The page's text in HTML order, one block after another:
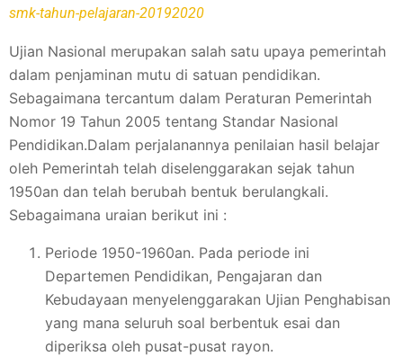
smk-tahun-pelajaran-20192020
Ujian Nasional merupakan salah satu upaya pemerintah
dalam penjaminan mutu di satuan pendidikan.
Sebagaimana tercantum dalam Peraturan Pemerintah
Nomor 19 Tahun 2005 tentang Standar Nasional
Pendidikan.Dalam perjalanannya penilaian hasil belajar
oleh Pemerintah telah diselenggarakan sejak tahun
1950an dan telah berubah bentuk berulangkali.
Sebagaimana uraian berikut ini :
Periode 1950-1960an. Pada periode ini
Departemen Pendidikan, Pengajaran dan
Kebudayaan menyelenggarakan Ujian Penghabisan
yang mana seluruh soal berbentuk esai dan
diperiksa oleh pusat-pusat rayon.